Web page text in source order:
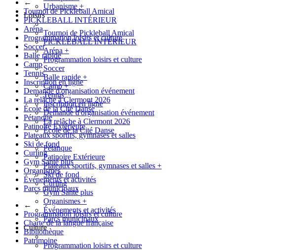
←
Tournoi de Pickleball Amical
PICKLEBALL INTÉRIEUR
Aréna
Programmation loisirs et culture
Soccer
Balle rapide
Camp
Tennis
Inscription en ligne
Demande d'organisation événement
La relâche à Clermont 2026
École de la Cité Danse
Pétanque
Patinoire Extérieure
Plateaux sportifs, gymnases et salles
Ski de fond
Curling
Gym Santé plus
Organismes
Événements et activités
Parcs municipaux
←
Programmation loisirs et culture
Charte de la langue française
Bibliothèque
Patrimoine
Urbanisme +
Loisirs
Tournoi de Pickleball Amical
PICKLEBALL INTÉRIEUR
Aréna +
Programmation loisirs et culture
Soccer
Balle rapide +
Camp+
Tennis
Inscription en ligne
Demande d'organisation événement
La relâche à Clermont 2026
École de la Cité Danse
Pétanque
Patinoire Extérieure
Plateaux sportifs, gymnases et salles +
Ski de fond
Curling
Gym Santé plus
Organismes +
Événements et activités
Parcs municipaux
Culture
Programmation loisirs et culture